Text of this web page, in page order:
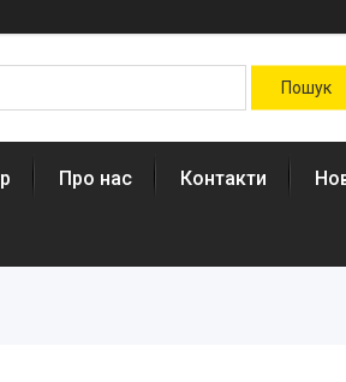
Про нас Контакти